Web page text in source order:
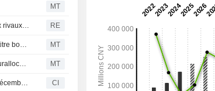
MT
Les entreprises technologiques chinoises, des fournisseurs d'Apple aux rivaux d'OpenAI, lèvent 27,13 milliards de dollars à Hong Kong RE
Huaqin investit 100 millions de yuans dans un fonds de partenariat ; le titre bondit de 8 % MT
Huaqin lève 679 millions de HKD via l'exercice intégral de l'option de surallocation de son IPO ; finalise l'acquisition d'une participation dans Nexchip MT
Huaqin Co., Ltd. approuve le dividende final pour l'exercice clos le 31 décembre 2025, payable le 17 juin 2026 CI